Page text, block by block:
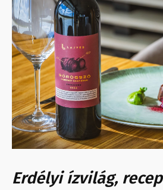
Erdélyi ízvilág,